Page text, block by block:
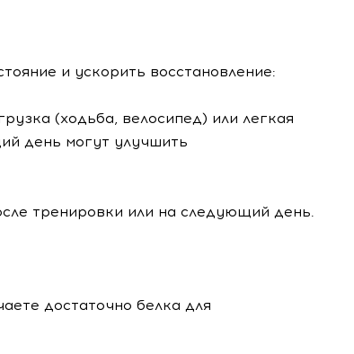
и ускорить восстановление:
(ходьба, велосипед) или легкая
день могут улучшить
тренировки или на следующий день.
достаточно белка для